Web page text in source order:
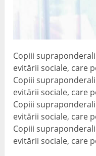
Copiii
evitării sociale, care
Copiii
evitării sociale, care
Copiii
evitării sociale, care
Copiii
evitării sociale, care